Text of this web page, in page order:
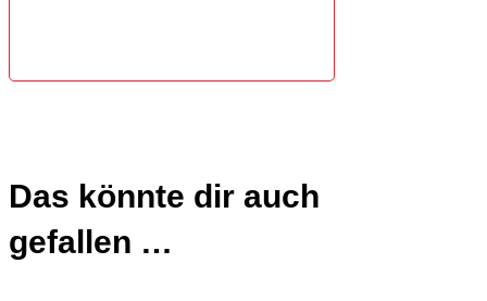
Das könnte dir auch
gefallen …